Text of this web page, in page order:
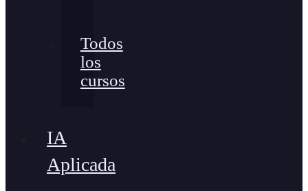
Todos
los
cursos
IA
Aplicada